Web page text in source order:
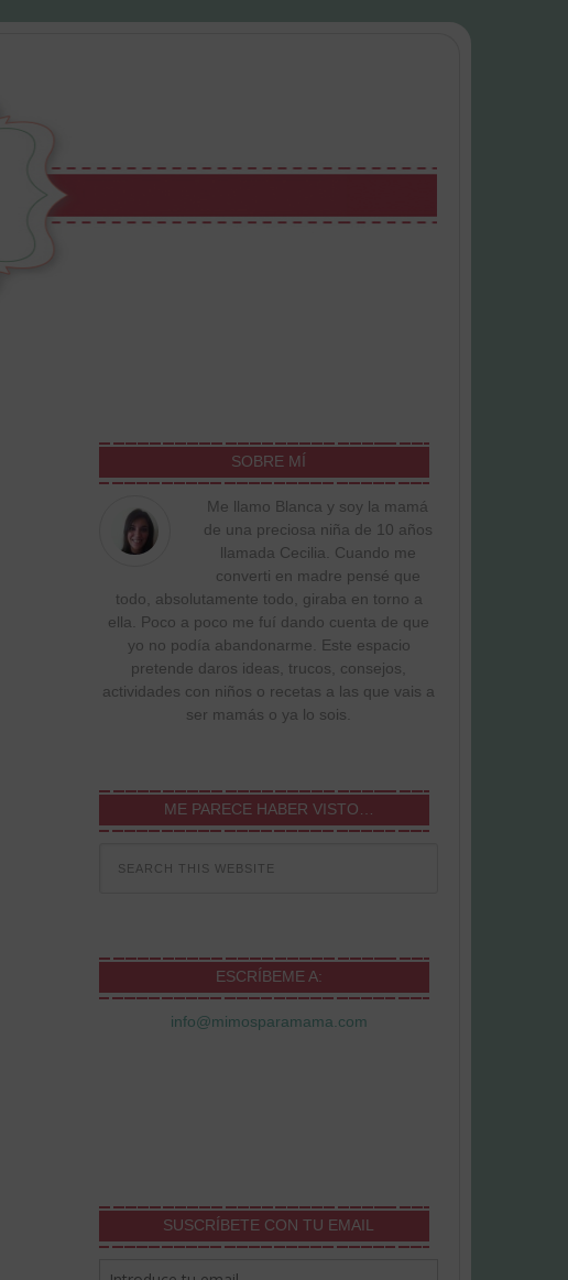
SOBRE MÍ
Me llamo Blanca y soy la mamá
de una preciosa niña de 10 años
llamada Cecilia. Cuando me
converti en madre pensé que
todo, absolutamente todo, giraba en torno a
ella. Poco a poco me fuí dando cuenta de que
yo no podía abandonarme. Este espacio
pretende daros ideas, trucos, consejos,
actividades con niños o recetas a las que vais a
ser mamás o ya lo sois.
ME PARECE HABER VISTO…
ESCRÍBEME A:
info@mimosparamama.com
SUSCRÍBETE CON TU EMAIL